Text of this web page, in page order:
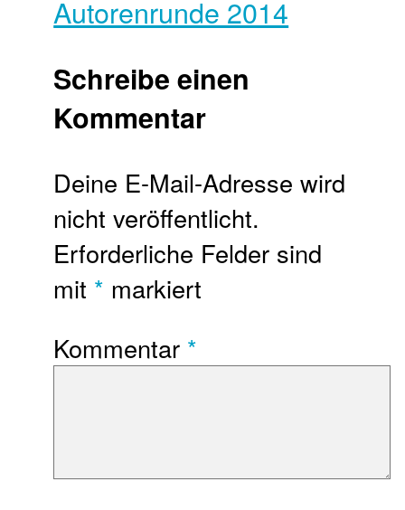
Autorenrunde 2014
Schreibe einen
Kommentar
Deine E-Mail-Adresse wird
nicht veröffentlicht.
Erforderliche Felder sind
mit * markiert
Kommentar *